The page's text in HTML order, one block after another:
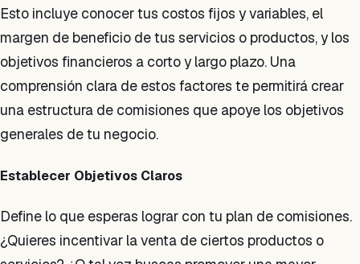
Esto incluye conocer tus costos fijos y variables, el
margen de beneficio de tus servicios o productos, y los
objetivos financieros a corto y largo plazo. Una
comprensión clara de estos factores te permitirá crear
una estructura de comisiones que apoye los objetivos
generales de tu negocio.
Establecer Objetivos Claros
Define lo que esperas lograr con tu plan de comisiones.
¿Quieres incentivar la venta de ciertos productos o